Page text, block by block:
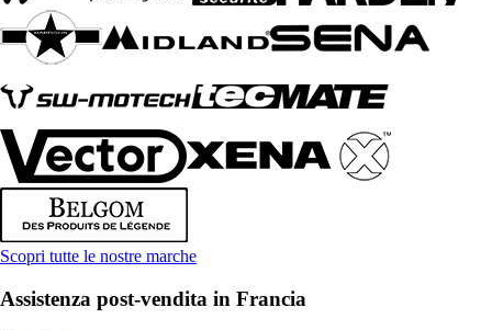
Scopri tutte le nostre marche
Assistenza post-vendita in Francia